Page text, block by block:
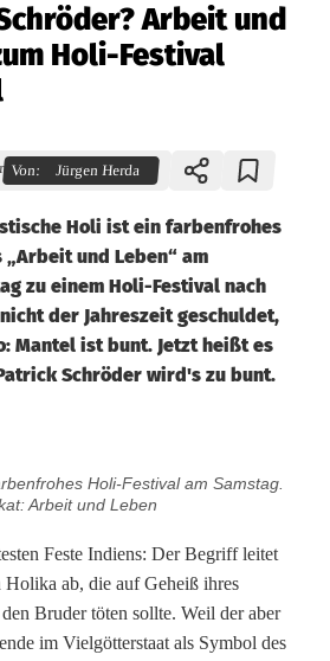
Arbeit und
Holi-Festival
Von: Jürgen Herda
Holi ist ein farbenfrohes
und Leben“ am
zu einem Holi-Festival nach
der Jahreszeit geschuldet,
Mantel ist bunt. Jetzt heißt es
Schröder wird's zu bunt.
Holi-Festival am Samstag.
Arbeit und Leben
Feste Indiens: Der Begriff leitet
ab, die auf Geheiß ihres
Bruder töten sollte. Weil der aber
im Vielgötterstaat als Symbol des